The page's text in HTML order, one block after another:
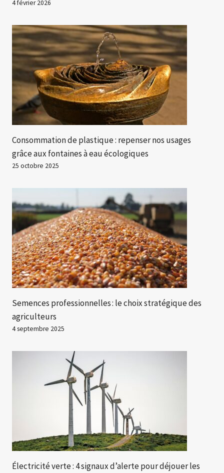
4 février 2026
Consommation de plastique : repenser nos usages
grâce aux fontaines à eau écologiques
25 octobre 2025
Semences professionnelles : le choix stratégique des
agriculteurs
4 septembre 2025
Électricité verte : 4 signaux d’alerte pour déjouer les